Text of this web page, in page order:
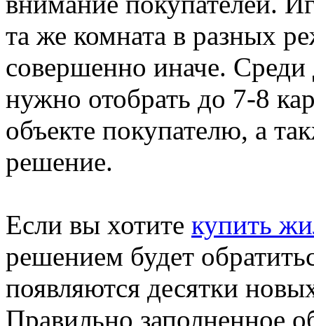
та же комната в разных
совершенно иначе. Среди
нужно отобрать до 7-8
объекте покупателю, а
решение.
Если вы хотите купить
решением будет
появляются десятки
Правильно заполненное